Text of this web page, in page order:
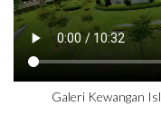
Galeri Kewangan